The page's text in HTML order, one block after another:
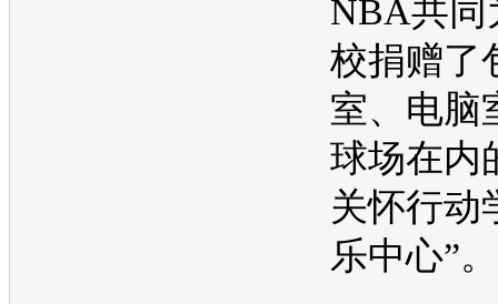
NBA共同
校捐赠了
室、电脑
球场在内
关怀行动
乐中心”。